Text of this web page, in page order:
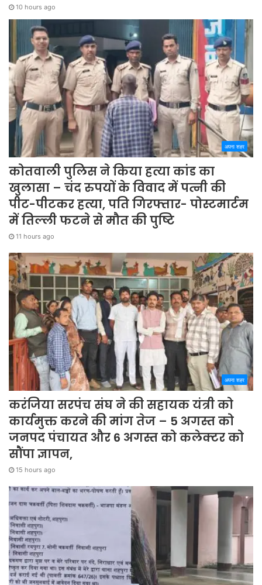
10 hours ago
अपना शहर
कोतवाली पुलिस ने किया हत्या कांड का
खुलासा – चंद रुपयों के विवाद में पत्नी की
पीट-पीटकर हत्या, पति गिरफ्तार- पोस्टमार्टम
में तिल्ली फटने से मौत की पुष्टि
11 hours ago
अपना शहर
करंजिया सरपंच संघ ने की सहायक यंत्री को
कार्यमुक्त करने की मांग तेज – 5 अगस्त को
जनपद पंचायत और 6 अगस्त को कलेक्टर को
सौंपा ज्ञापन,
15 hours ago